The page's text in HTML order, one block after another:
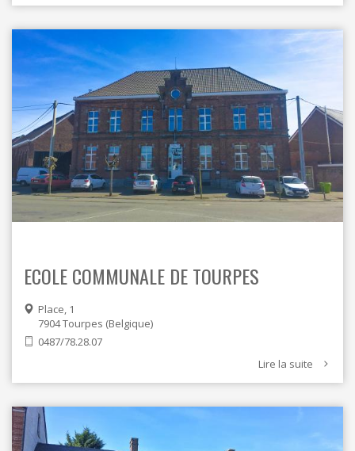
ECOLE COMMUNALE DE TOURPES
Place, 1
7904Tourpes Belgique
0487/78.28.07
Lire la suite